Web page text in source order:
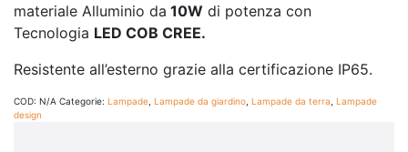
materiale Alluminio da 10W di potenza con
Tecnologia LED COB CREE.
Resistente all’esterno grazie alla certificazione IP65.
COD: N/A Categorie: Lampade Lampade da giardino Lampade da terra Lampade
design